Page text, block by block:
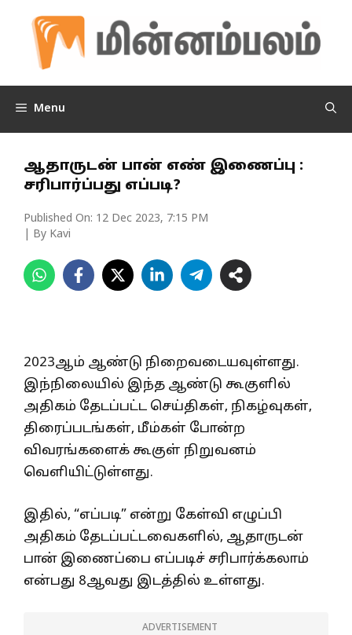
content
Menu
ஆதாருடன் பான் எண் இணைப்பு :
சரிபார்ப்பது எப்படி?
Published On: 12 Dec 2023, 7:15 PM
| By Kavi
2023ஆம் ஆண்டு நிறைவடையவுள்ளது.
இந்நிலையில் இந்த ஆண்டு கூகுளில்
அதிகம் தேடப்பட்ட செய்திகள், நிகழ்வுகள்,
திரைப்படங்கள், மீம்கள் போன்ற
விவரங்களைக் கூகுள் நிறுவனம்
வெளியிட்டுள்ளது.
இதில், “எப்படி” என்று கேள்வி எழுப்பி
அதிகம் தேடப்பட்டவைகளில், ஆதாருடன்
பான் இணைப்பை எப்படிச் சரிபார்க்கலாம்
என்பது 8ஆவது இடத்தில் உள்ளது.
ADVERTISEMENT